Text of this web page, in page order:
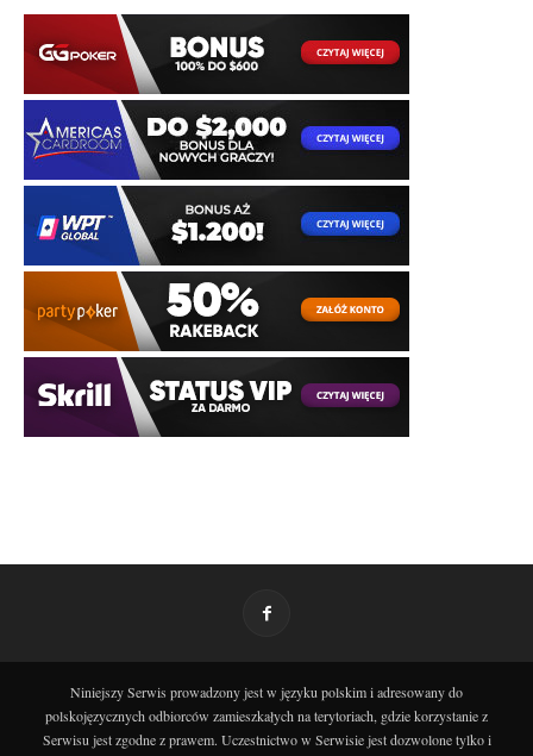
Niniejszy Serwis prowadzony jest w języku polskim i adresowany do
polskojęzycznych odbiorców zamieszkałych na terytoriach, gdzie korzystanie z
Serwisu jest zgodne z prawem. Uczestnictwo w Serwisie jest dozwolone tylko i